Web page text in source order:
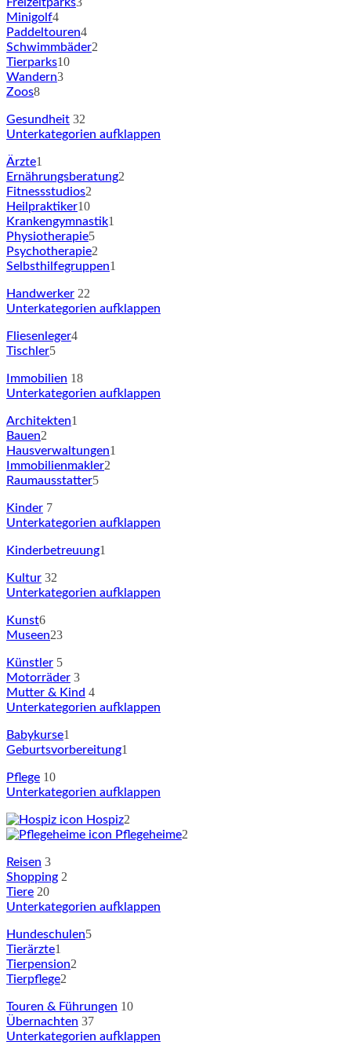
Minigolf4
Paddeltouren4
Schwimmbäder2
Tierparks10
Wandern3
Zoos8
Gesundheit 32
Unterkategorien aufklappen
Ärzte1
Ernährungsberatung2
Fitnessstudios2
Heilpraktiker10
Krankengymnastik1
Physiotherapie5
Psychotherapie2
Selbsthilfegruppen1
Handwerker 22
Unterkategorien aufklappen
Fliesenleger4
Tischler5
Immobilien 18
Unterkategorien aufklappen
Architekten1
Bauen2
Hausverwaltungen1
Immobilienmakler2
Raumausstatter5
Kinder 7
Unterkategorien aufklappen
Kinderbetreuung1
Kultur 32
Unterkategorien aufklappen
Kunst6
Museen23
Künstler 5
Motorräder 3
Mutter & Kind 4
Unterkategorien aufklappen
Babykurse1
Geburtsvorbereitung1
Pflege 10
Unterkategorien aufklappen
Hospiz2
Pflegeheime2
Reisen 3
Shopping 2
Tiere 20
Unterkategorien aufklappen
Hundeschulen5
Tierärzte1
Tierpension2
Tierpflege2
Touren & Führungen 10
Übernachten 37
Unterkategorien aufklappen